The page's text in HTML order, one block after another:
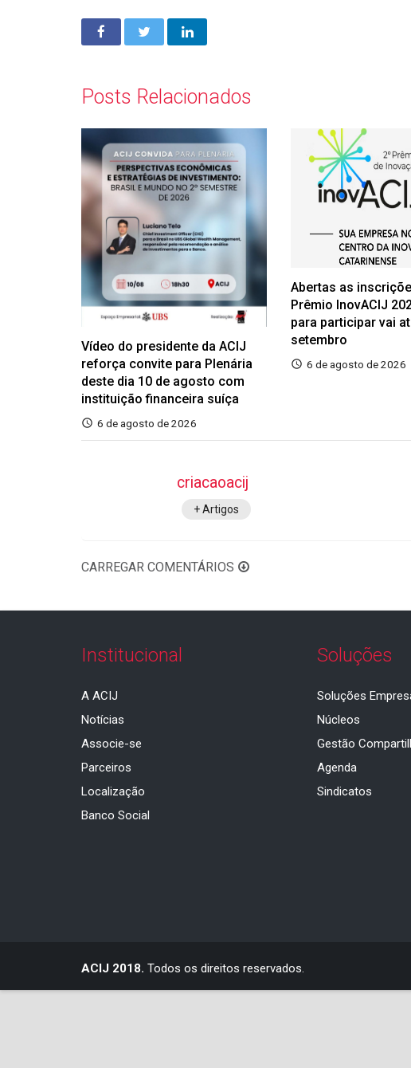
Posts Relacionados
Vídeo do presidente da ACIJ
reforça convite para Plenária
deste dia 10 de agosto com
instituição financeira suíça
6 de agosto de 2026
Abertas as
Prêmio InovACIJ
para participar vai
setembro
6 de agosto de 2026
criacaoacij
+ Artigos
CARREGAR COMENTÁRIOS
Institucional
A ACIJ
Notícias
Associe-se
Parceiros
Localização
Banco Social
Soluções
Soluções
Núcleos
Gestão
Agenda
Sindicatos
ACIJ 2018. Todos os direitos reservados.